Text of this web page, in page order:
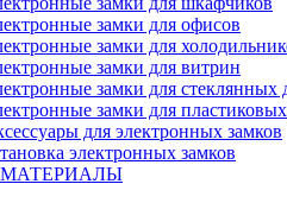
замки для офисов
замки для
замки для витрин
замки для стеклянных
замки для
для электронных замков
электронных замков